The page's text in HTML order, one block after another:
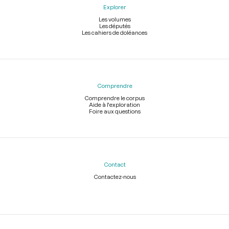
Explorer
Les volumes
Les députés
Les cahiers de doléances
Comprendre
Comprendre le corpus
Aide à l'exploration
Foire aux questions
Contact
Contactez-nous
Légal